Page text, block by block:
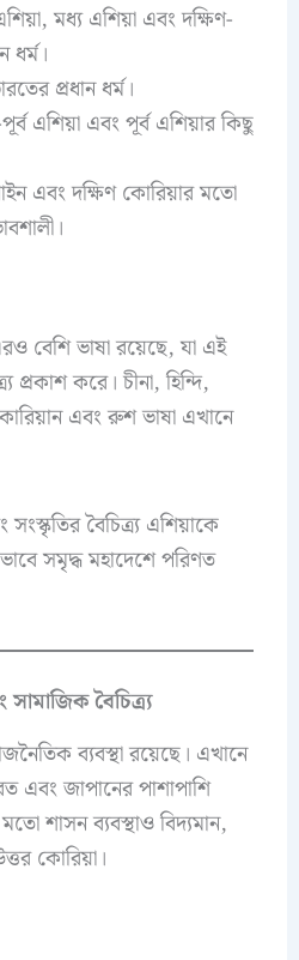
মধ্য এশিয়া এবং দক্ষিণ-
ধর্ম।
প্রধান ধর্ম।
এশিয়া এবং পূর্ব এশিয়ার কিছু
এবং দক্ষিণ কোরিয়ার মতো
বেশি ভাষা রয়েছে, যা এই
প্রকাশ করে। চীনা, হিন্দি,
এবং রুশ ভাষা এখানে
সংস্কৃতির বৈচিত্র্য এশিয়াকে
সমৃদ্ধ মহাদেশে পরিণত
বৈচিত্র্য
ব্যবস্থা রয়েছে। এখানে
এবং জাপানের পাশাপাশি
শাসন ব্যবস্থাও বিদ্যমান,
কোরিয়া।